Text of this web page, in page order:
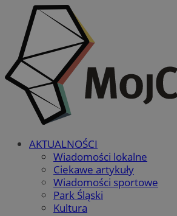
AKTUALNOŚCI
Wiadomości lokalne
Ciekawe artykuły
Wiadomości sportowe
Park Śląski
Kultura